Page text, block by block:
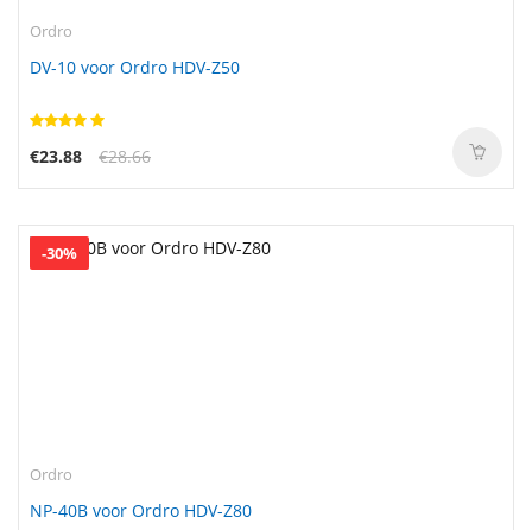
Ordro
DV-10 voor Ordro HDV-Z50
€23.88 €28.66
-30%
Ordro
NP-40B voor Ordro HDV-Z80